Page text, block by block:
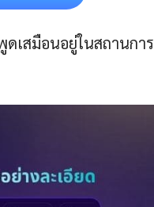
ดเสมือนอยู่ในสถานกา